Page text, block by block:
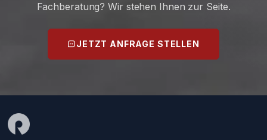
Fachberatung? Wir stehen Ihnen zur Seite.
JETZT ANFRAGE STELLEN